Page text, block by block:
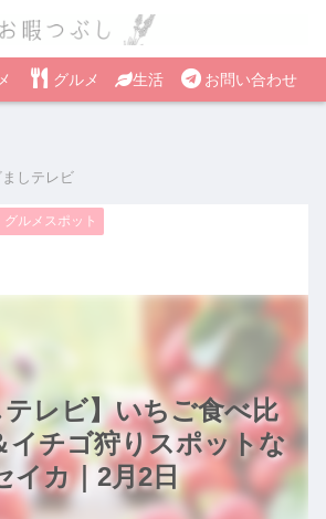
グルメ 生活 お問い合わせ
しテレビ
グルメスポット
レビ】いちご食べ比
イチゴ狩りスポットな
イカ｜2月2日